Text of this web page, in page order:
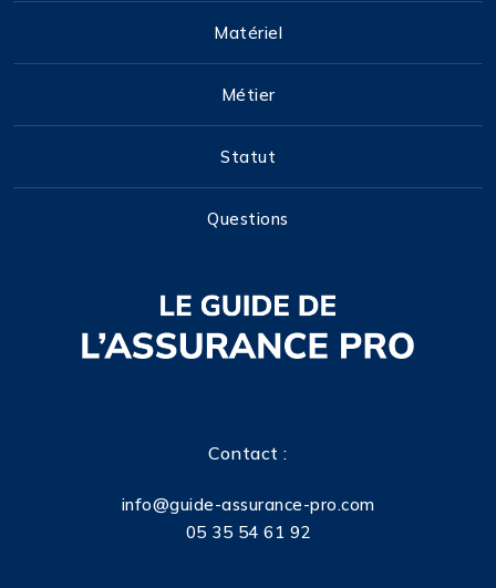
Matériel
Métier
Statut
Questions
Contact :
info@guide-assurance-pro.com
05 35 54 61 92